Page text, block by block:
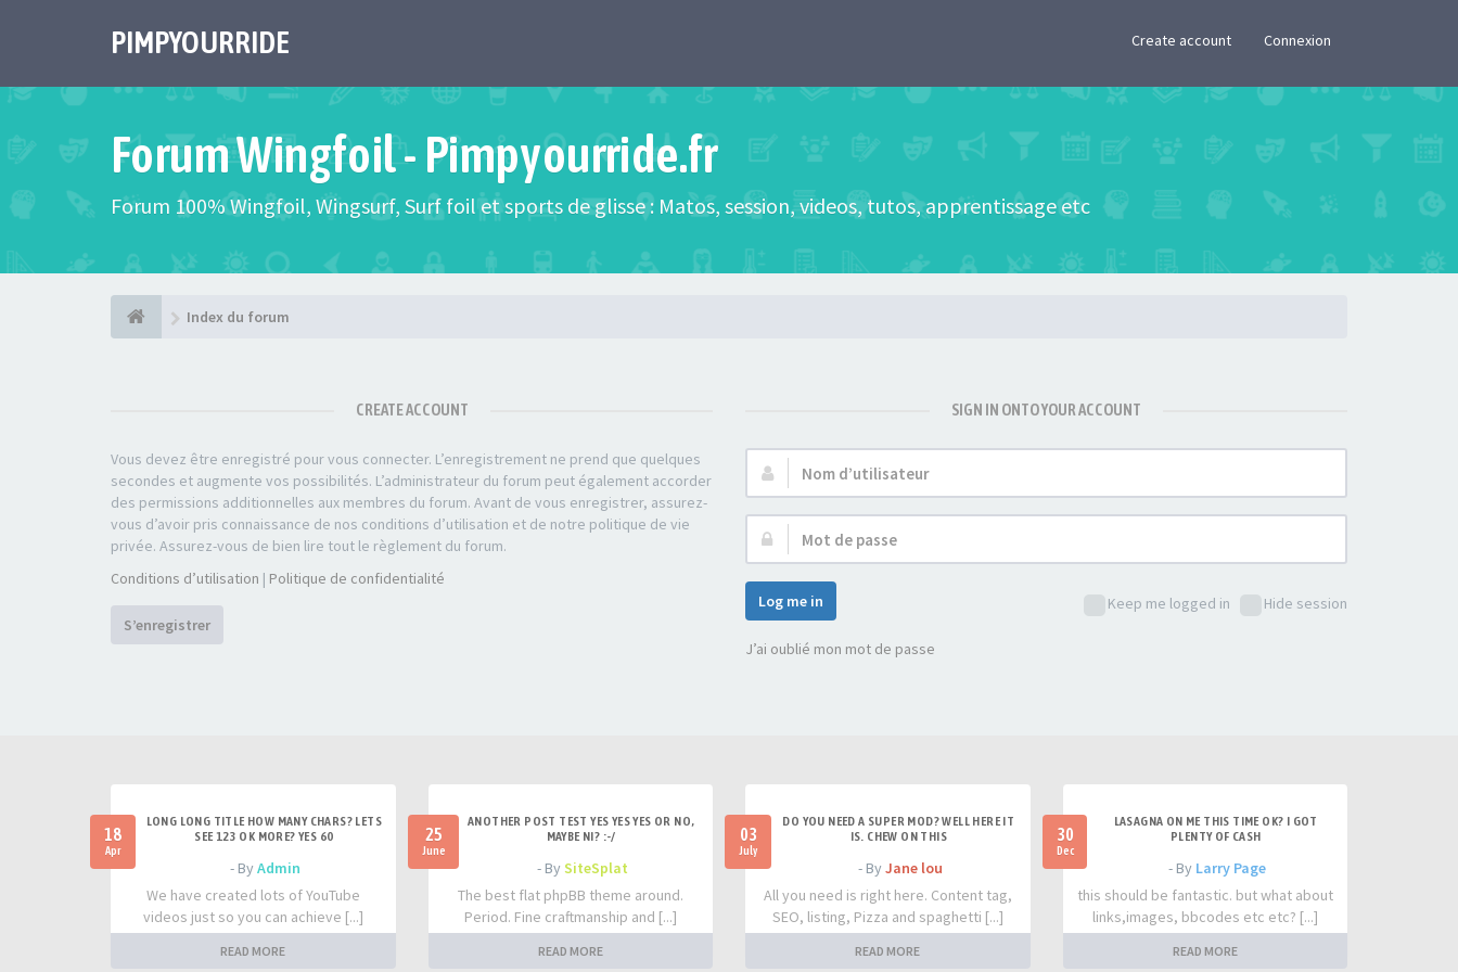
PIMPYOURRIDE Create account Connexion
Forum Wingfoil - Pimpyourride.fr
Forum 100% Wingfoil, Wingsurf, Surf foil et sports de glisse : Matos, session, videos, tutos, apprentissage etc
Index du forum
CREATE ACCOUNT
Vous devez être enregistré pour vous connecter. L’enregistrement ne prend que quelques
secondes et augmente vos possibilités. L’administrateur du forum peut également accorder
des permissions additionnelles aux membres du forum. Avant de vous enregistrer, assurez-
vous d’avoir pris connaissance de nos conditions d’utilisation et de notre politique de vie
privée. Assurez-vous de bien lire tout le règlement du forum.
Conditions d’utilisation | Politique de confidentialité
S’enregistrer
SIGN IN ONTO YOUR ACCOUNT
Nom
d’utilisateur :
Mot
de
passe :
Keep me logged in
Hide session
Log me in
J’ai oublié mon mot de passe
18
Apr
LONG LONG TITLE HOW MANY CHARS? LETS
SEE 123 OK MORE? YES 60
- ByAdmin
We have created lots of YouTube
videos just so you can achieve [...]
READ MORE
25
June
ANOTHER POST TEST YES YES YES OR NO,
MAYBE NI? :-/
- BySiteSplat
The best flat phpBB theme around.
Period. Fine craftmanship and [...]
READ MORE
03
July
DO YOU NEED A SUPER MOD? WELL HERE IT
IS. CHEW ON THIS
- By Jane lou
All you need is right here. Content tag,
SEO, listing, Pizza and spaghetti [...]
READ MORE
30
Dec
LASAGNA ON ME THIS TIME OK? I GOT
PLENTY OF CASH
- By Larry Page
this should be fantastic. but what about
links,images, bbcodes etc etc? [...]
READ MORE